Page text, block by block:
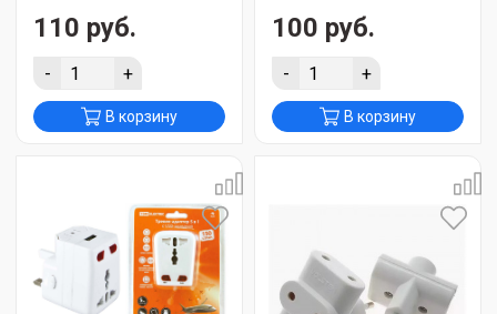
110 руб.
- +
В корзину
100 руб.
- +
В корзину